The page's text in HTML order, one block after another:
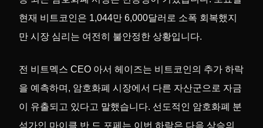
현재 비트코인은 1,044만 6,000달러로 소폭 회복했지
만 시장 심리는 여전히 불안정한 상황입니다.
전 비트멕스 CEO 아서 헤이즈는 비트코인의 추가 하락
을 예측하며, 암호화폐 시장에서 다른 자산군으로 자금
이 유출되고 있다고 말했습니다. 선도적인 암호화폐 분
석가인 마이클 반 드 포페는 이번 하락은 다음 상승의